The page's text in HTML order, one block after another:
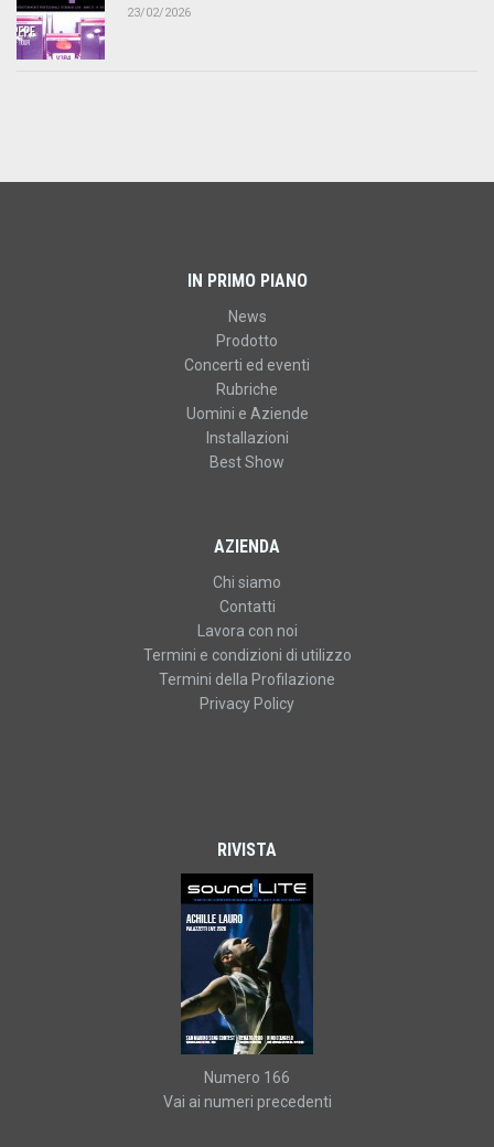
23/02/2026
IN PRIMO PIANO
News
Prodotto
Concerti ed eventi
Rubriche
Uomini e Aziende
Installazioni
Best Show
AZIENDA
Chi siamo
Contatti
Lavora con noi
Termini e condizioni di utilizzo
Termini della Profilazione
Privacy Policy
RIVISTA
Numero 166
Vai ai numeri precedenti